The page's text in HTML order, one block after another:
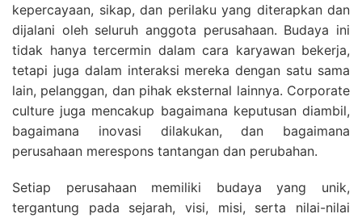
kepercayaan, sikap, dan perilaku yang diterapkan dan
dijalani oleh seluruh anggota perusahaan. Budaya ini
tidak hanya tercermin dalam cara karyawan bekerja,
tetapi juga dalam interaksi mereka dengan satu sama
lain, pelanggan, dan pihak eksternal lainnya. Corporate
culture juga mencakup bagaimana keputusan diambil,
bagaimana inovasi dilakukan, dan bagaimana
perusahaan merespons tantangan dan perubahan.
Setiap perusahaan memiliki budaya yang unik,
tergantung pada sejarah, visi, misi, serta nilai-nilai